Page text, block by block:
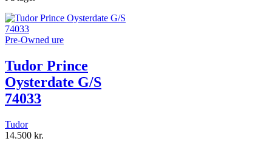
Pre-Owned ure
Tudor Prince
Oysterdate G/S
74033
Tudor
14.500 kr.